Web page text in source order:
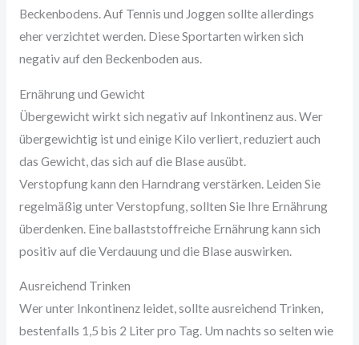
Beckenbodens. Auf Tennis und Joggen sollte allerdings
eher verzichtet werden. Diese Sportarten wirken sich
negativ auf den Beckenboden aus.
Ernährung und Gewicht
Übergewicht wirkt sich negativ auf Inkontinenz aus. Wer
übergewichtig ist und einige Kilo verliert, reduziert auch
das Gewicht, das sich auf die Blase ausübt.
Verstopfung kann den Harndrang verstärken. Leiden Sie
regelmäßig unter Verstopfung, sollten Sie Ihre Ernährung
überdenken. Eine ballaststoffreiche Ernährung kann sich
positiv auf die Verdauung und die Blase auswirken.
Ausreichend Trinken
Wer unter Inkontinenz leidet, sollte ausreichend Trinken,
bestenfalls 1,5 bis 2 Liter pro Tag. Um nachts so selten wie